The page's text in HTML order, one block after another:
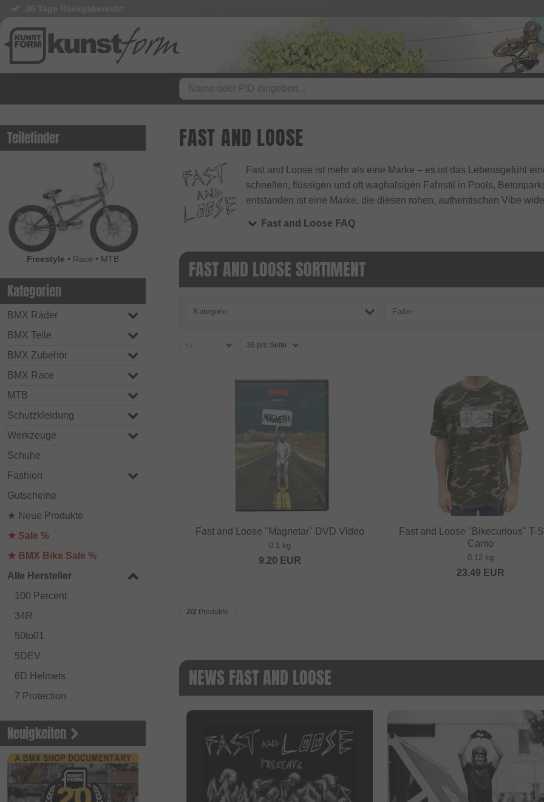
Teilefinder
Freestyle • Race • MTB
Kategorien
BMX Räder
BMX Teile
BMX Zubehör
BMX Race
MTB
Schutzkleidung
Werkzeuge
Schuhe
Fashion
Gutscheine
★ Neue Produkte
★ Sale %
★ BMX Bike Sale %
Alle Hersteller
100 Percent
34R
50to01
5DEV
6D Helmets
7 Protection
Acepac
ACS BMX
Alienation BMX
Alive
Neuigkeiten
FAST AND LOOSE
Fast and Loose ist mehr als eine Marke – es ist das Lebensgefühl
schnellen, flüssigen und oft waghalsigen Fahrstil in Pools,
entstanden ist eine Marke, die diesen rohen, authentischen Vibe
Fast and Loose FAQ
FAST AND LOOSE SORTIMENT
Kategorie Farbe
Fast and Loose "Magnetar" DVD Video
0.1 kg
9.20 EUR
Fast and Loose "Bikecurious" T-
Camo
0.12 kg
23.49 EUR
2/2 Produkte
NEWS FAST AND LOOSE